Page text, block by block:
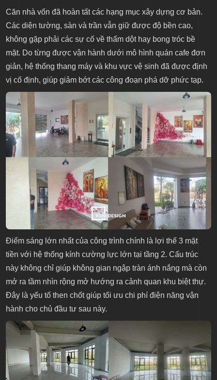
Căn nhà vốn đã hoàn tất các hạng mục xây dựng cơ bản.
Các diện tường, sàn và trần vẫn giữ được độ bền cao,
không gặp phải các sự cố về thấm dột hay bong tróc bề
mặt. Do từng được vận hành dưới mô hình quán cafe đơn
giản, hệ thống thang máy và khu vực vệ sinh đã được định
vị cố định, giúp giảm bớt các công đoạn phá dỡ phức tạp.
Điểm sáng lớn nhất của công trình chính là lợi thế 3 mặt
tiền với hệ thống kính cường lực lớn tại tầng 2. Cấu trúc
này không chỉ giúp không gian ngập tràn ánh nắng mà còn
mở ra tầm nhìn rộng mở hướng ra cảnh quan khu biệt thự.
Đây là yếu tố then chốt giúp tối ưu chi phí điện năng vận
hành cho chủ đầu tư sau này.